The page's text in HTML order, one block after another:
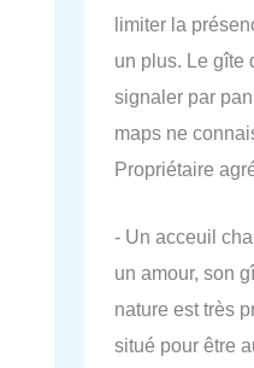
limiter la
un plus. Le gîte
signaler par
maps ne
Propriétaire
- Un acceuil
un amour, son
nature est très
situé pour être